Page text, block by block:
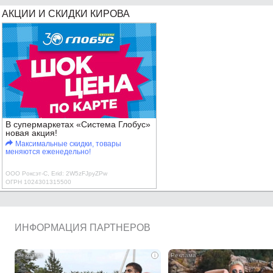
АКЦИИ И СКИДКИ КИРОВА
В супермаркетах «Система Глобус»
новая акция!
Максимальные скидки, товары
меняются еженедельно!
ООО Роксэт-С, Erid: 2W5zFJpyZPw
ОГРН 1024301315500
ИНФОРМАЦИЯ ПАРТНЕРОВ
i